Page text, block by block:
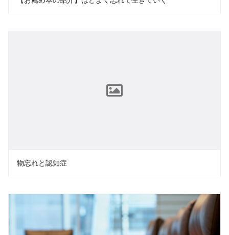
物忘れと認知症